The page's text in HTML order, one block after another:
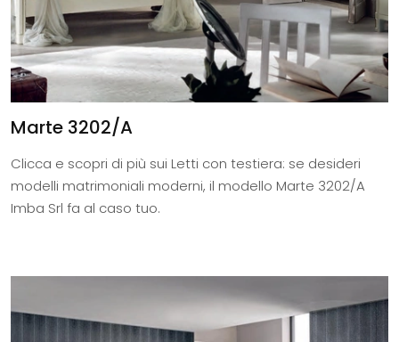
Marte 3202/A
Clicca e scopri di più sui Letti con testiera: se desideri
modelli matrimoniali moderni, il modello Marte 3202/A
Imba Srl fa al caso tuo.